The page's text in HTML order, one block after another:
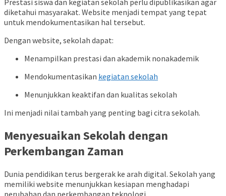
Prestasi siswa dan kegiatan sekolah perlu dipublikasikan agar
diketahui masyarakat. Website menjadi tempat yang tepat
untuk mendokumentasikan hal tersebut.
Dengan website, sekolah dapat:
Menampilkan prestasi dan akademik nonakademik
Mendokumentasikan kegiatan sekolah
Menunjukkan keaktifan dan kualitas sekolah
Ini menjadi nilai tambah yang penting bagi citra sekolah.
Menyesuaikan Sekolah dengan
Perkembangan Zaman
Dunia pendidikan terus bergerak ke arah digital. Sekolah yang
memiliki website menunjukkan kesiapan menghadapi
perubahan dan perkembangan teknologi.